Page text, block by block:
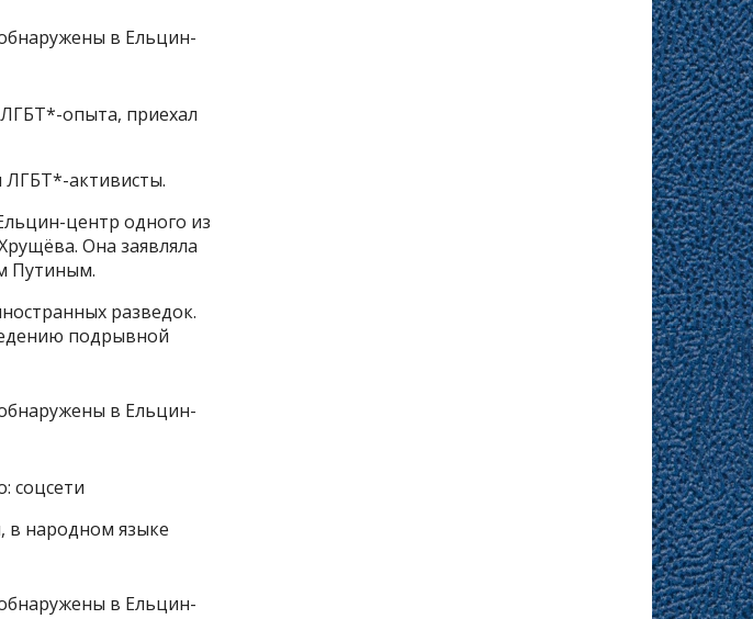
опыта, приехал
активисты.
центр одного из
Она заявляла
Путиным.
разведок.
подрывной
соцсети
в народном языке